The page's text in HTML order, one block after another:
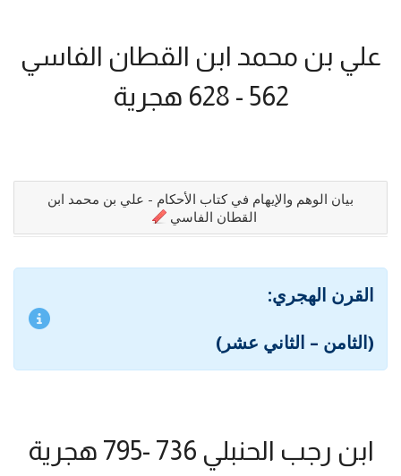
علي بن محمد ابن القطان الفاسي
562 - 628 هجرية
بيان الوهم والإيهام في كتاب الأحكام - علي بن محمد ابن
القطان الفاسي
القرن الهجري:
(الثامن – الثاني عشر)
ابن رجب الحنبلي 736 -795 هجرية